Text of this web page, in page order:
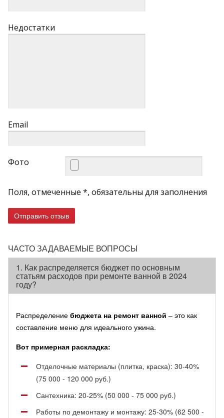
Недостатки
Email
Фото
Поля, отмеченные *, обязательны для заполнения
Отправить отзыв
ЧАСТО ЗАДАВАЕМЫЕ ВОПРОСЫ
1. Как распределяется бюджет по основным
статьям расходов при ремонте ванной в 2024
году?
Распределение бюджета на ремонт ванной – это как
составление меню для идеального ужина.
Вот примерная раскладка:
Отделочные материалы (плитка, краска): 30-40%
(75 000 - 120 000 руб.)
Сантехника: 20-25% (50 000 - 75 000 руб.)
Работы по демонтажу и монтажу: 25-30% (62 500 -